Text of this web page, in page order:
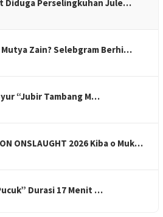
Diduga Perselingkuhan Jule…
Mutya Zain? Selebgram Berhi…
“Jubir Tambang M…
ONSLAUGHT 2026 Kiba o Muk…
Durasi 17 Menit …